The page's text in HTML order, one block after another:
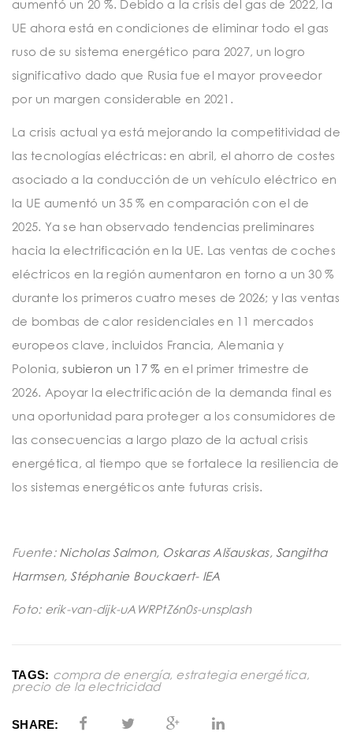
aumentó un 20 %. Debido a la crisis del gas de 2022, la
UE ahora está en condiciones de eliminar todo el gas
ruso de su sistema energético para 2027, un logro
significativo dado que Rusia fue el mayor proveedor
por un margen considerable en 2021.
La crisis actual ya está mejorando la competitividad de
las tecnologías eléctricas: en abril, el ahorro de costes
asociado a la conducción de un vehículo eléctrico en
la UE aumentó un 35 % en comparación con el de
2025. Ya se han observado tendencias preliminares
hacia la electrificación en la UE. Las ventas de coches
eléctricos en la región aumentaron en torno a un 30 %
durante los primeros cuatro meses de 2026; y las ventas
de bombas de calor residenciales en 11 mercados
europeos clave, incluidos Francia, Alemania y
Polonia,subieron un 17 % en el primer trimestre de
2026. Apoyar la electrificación de la demanda final es
una oportunidad para proteger a los consumidores de
las consecuencias a largo plazo de la actual crisis
energética, al tiempo que se fortalece la resiliencia de
los sistemas energéticos ante futuras crisis.
Fuente: Nicholas Salmon, Oskaras Alšauskas, Sangitha
Harmsen, Stéphanie Bouckaert- IEA
Foto: erik-van-dijk-uAWRPtZ6n0s-unsplash
TAGS: compra de energía, estrategia energética,
precio de la electricidad
SHARE: